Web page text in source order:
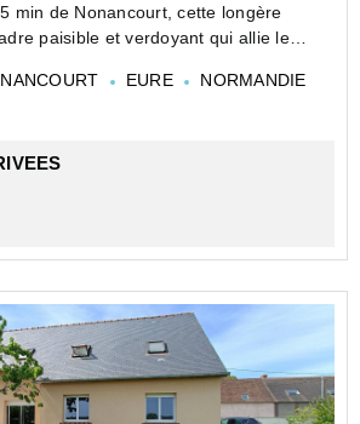
min de Nonancourt, cette longère
paisible et verdoyant qui allie le
ou secondaire à 10 min des
EURE NORMANDIE